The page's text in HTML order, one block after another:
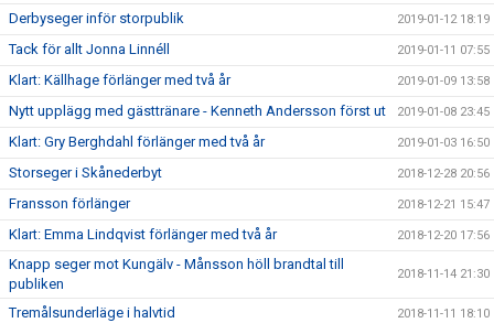
Derbyseger inför storpublik 2019-01-12 18:19
Tack för allt Jonna Linnéll 2019-01-11 07:55
Klart: Källhage förlänger med två år 2019-01-09 13:58
Nytt upplägg med gästtränare - Kenneth Andersson först ut 2019-01-08 23:45
Klart: Gry Berghdahl förlänger med två år 2019-01-03 16:50
Storseger i Skånederbyt 2018-12-28 20:56
Fransson förlänger 2018-12-21 15:47
Klart: Emma Lindqvist förlänger med två år 2018-12-20 17:56
Knapp seger mot Kungälv - Månsson höll brandtal till
publiken
2018-11-14 21:30
Tremålsunderläge i halvtid 2018-11-11 18:10